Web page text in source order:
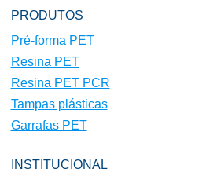
PRODUTOS
Pré-forma PET
Resina PET
Resina PET PCR
Tampas plásticas
Garrafas PET
INSTITUCIONAL